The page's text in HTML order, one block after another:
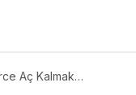
Aç Kalmak